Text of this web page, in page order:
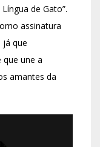
de Gato”.
assinatura
já que
une a
amantes da